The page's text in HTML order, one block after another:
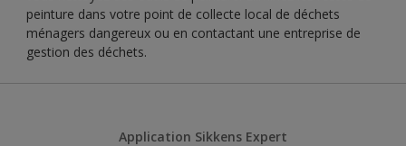
peinture dans votre point de collecte local de déchets
ménagers dangereux ou en contactant une entreprise de
gestion des déchets.
Application Sikkens Expert